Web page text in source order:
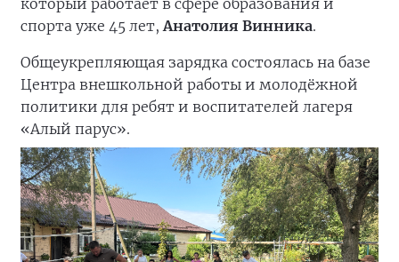
спорта уже 45 лет, Анатолия Винника.
Общеукрепляющая зарядка состоялась на базе
Центра внешкольной работы и молодёжной
политики для ребят и воспитателей лагеря
«Алый парус».